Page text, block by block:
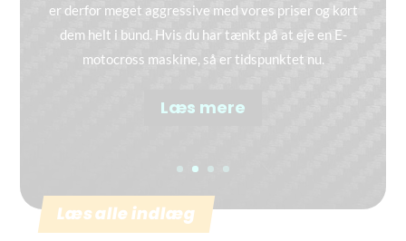
er derfor meget aggressive med vores priser og kørt
dem helt i bund. Hvis du har tænkt på at eje en E-
motocross maskine, så er tidspunktet nu.
Læs mere
Læs alle indlæg